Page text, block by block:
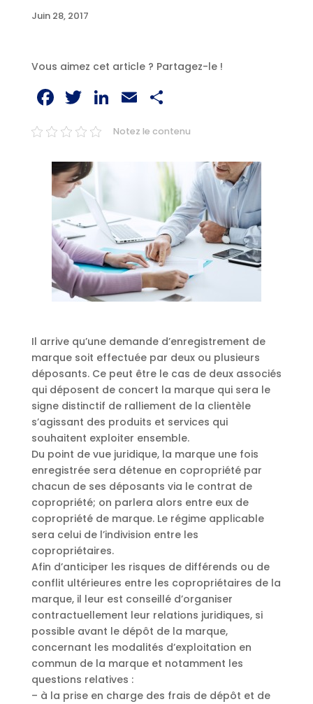
Juin 28, 2017
Vous aimez cet article ? Partagez-le !
Facebook
Twitter
LinkedIn
Email
Notez le contenu
Il arrive qu’une demande d’enregistrement de
marque soit effectuée par deux ou plusieurs
déposants. Ce peut être le cas de deux associés
qui déposent de concert la marque qui sera le
signe distinctif de ralliement de la clientèle
s’agissant des produits et services qui
souhaitent exploiter ensemble.
Du point de vue juridique, la marque une fois
enregistrée sera détenue en copropriété par
chacun de ses déposants via le contrat de
copropriété; on parlera alors entre eux de
copropriété de marque. Le régime applicable
sera celui de l’indivision entre les
copropriétaires.
Afin d’anticiper les risques de différends ou de
conflit ultérieures entre les copropriétaires de la
marque, il leur est conseillé d’organiser
contractuellement leur relations juridiques, si
possible avant le dépôt de la marque,
concernant les modalités d’exploitation en
commun de la marque et notamment les
questions relatives :
– à la prise en charge des frais de dépôt et de